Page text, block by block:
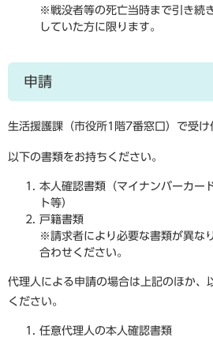
※戦没者等の死亡当時まで引き続
していた方に限ります。
申請
生活援護課（市役所1階7番窓口）で受け
以下の書類をお持ちください。
本人確認書類（マイナンバーカー
ト等）
戸籍書類
※請求者により必要な書類が異な
合わせください。
代理人による申請の場合は上記のほか、
ください。
任意代理人の本人確認書類